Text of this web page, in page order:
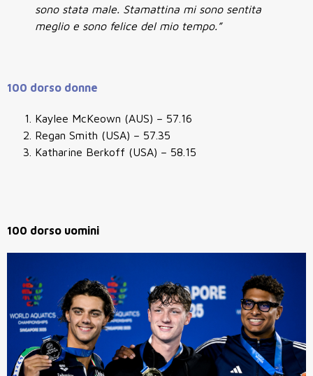
sono stata male. Stamattina mi sono sentita
meglio e sono felice del mio tempo.”
100 dorso donne
Kaylee McKeown (AUS) – 57.16
Regan Smith (USA) – 57.35
Katharine Berkoff (USA) – 58.15
100 dorso uomini